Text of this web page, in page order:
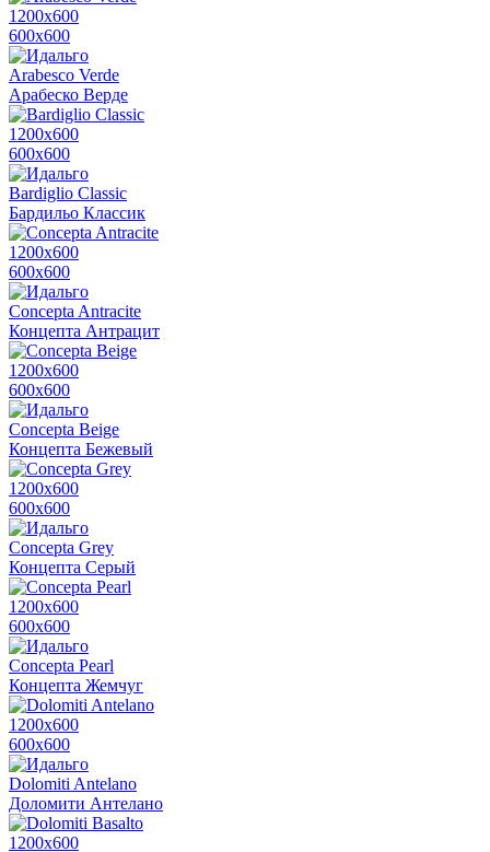
1200х600
600х600
Arabesco Verde
Арабеско Верде
1200х600
600х600
Bardiglio Classic
Бардильо Классик
1200х600
600х600
Concepta Antracite
Концепта Антрацит
1200х600
600х600
Concepta Beige
Концепта Бежевый
1200х600
600х600
Concepta Grey
Концепта Серый
1200х600
600х600
Concepta Pearl
Концепта Жемчуг
1200х600
600х600
Dolomiti Antelano
Доломити Антелано
1200х600